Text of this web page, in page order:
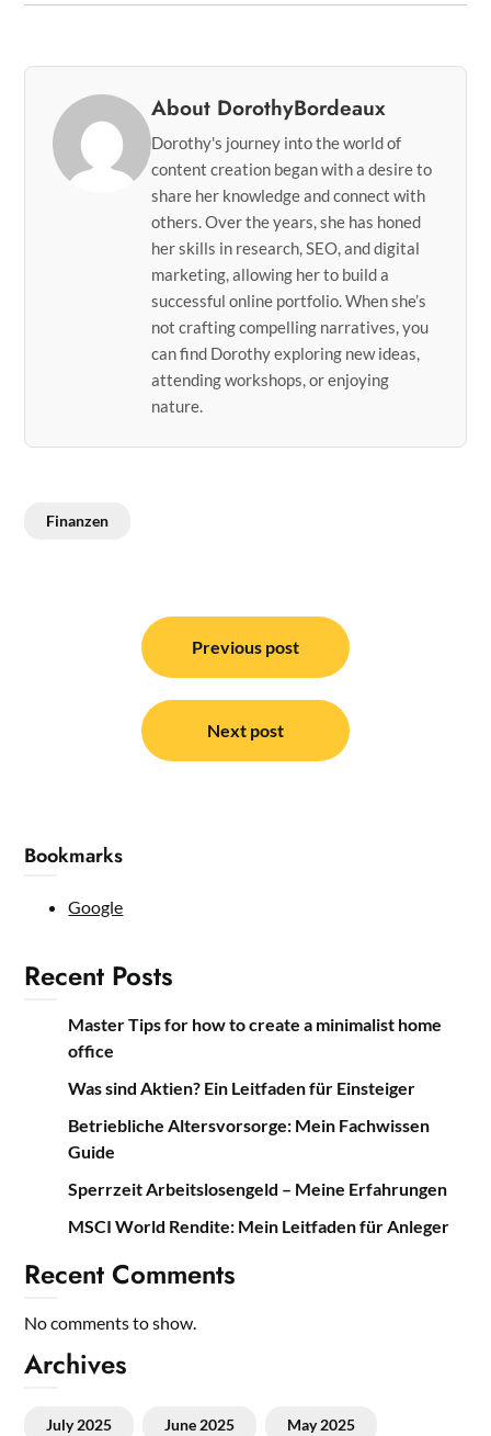
About DorothyBordeaux
Dorothy's journey into the world of
content creation began with a desire to
share her knowledge and connect with
others. Over the years, she has honed
her skills in research, SEO, and digital
marketing, allowing her to build a
successful online portfolio. When she’s
not crafting compelling narratives, you
can find Dorothy exploring new ideas,
attending workshops, or enjoying
nature.
Finanzen
navigation
Previous post
Next post
Bookmarks
Google
Recent Posts
Master Tips for how to create a minimalist home
office
Was sind Aktien? Ein Leitfaden für Einsteiger
Betriebliche Altersvorsorge: Mein Fachwissen
Guide
Sperrzeit Arbeitslosengeld – Meine Erfahrungen
MSCI World Rendite: Mein Leitfaden für Anleger
Recent Comments
No comments to show.
Archives
July 2025 June 2025 May 2025